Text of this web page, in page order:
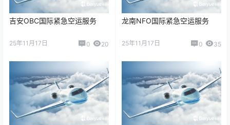
吉安OBC国际紧急空运服务
25年11月17日 0 20
龙南NFO国际紧急空运服务
25年11月17日 0 35